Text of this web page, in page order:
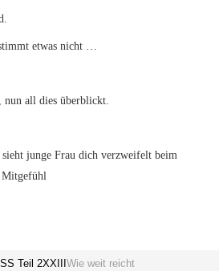
etwas nicht …
nun all dies überblickt.
sieht junge Frau dich verzweifelt beim
Mitgefühl
Teil 2XXIII Wie weit reicht